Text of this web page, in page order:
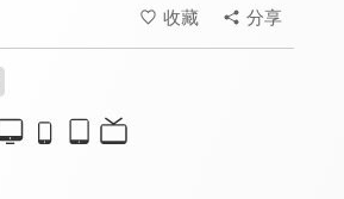
收藏 分享